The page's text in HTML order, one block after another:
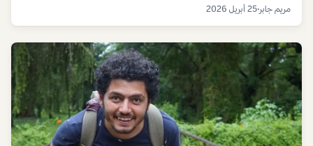
مريم جابر•25 أبريل 2026